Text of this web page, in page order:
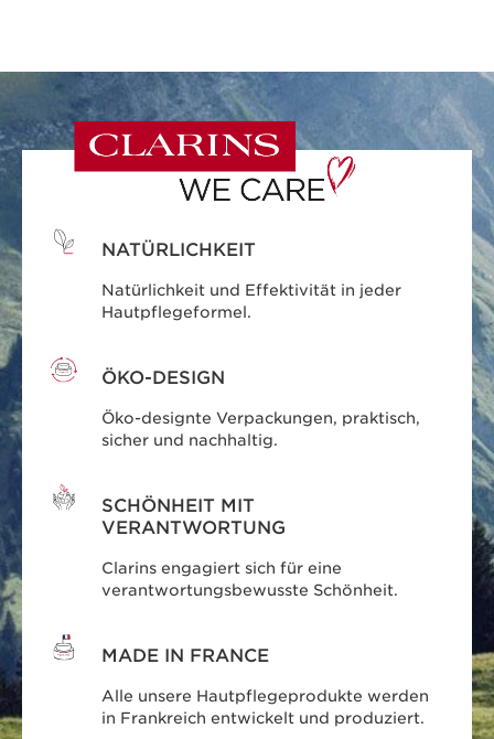
NATÜRLICHKEIT
Natürlichkeit und Effektivität in jeder
Hautpflegeformel.
ÖKO-DESIGN
Öko-designte Verpackungen, praktisch,
sicher und nachhaltig.
SCHÖNHEIT MIT
VERANTWORTUNG
Clarins engagiert sich für eine
verantwortungsbewusste Schönheit.
MADE IN FRANCE
Alle unsere Hautpflegeprodukte werden
in Frankreich entwickelt und produziert.